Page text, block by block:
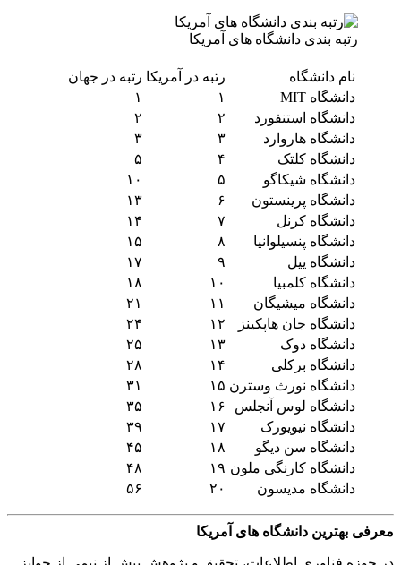
رتبه بندی دانشگاه های آمریکا
نام دانشگاه رتبه در آمریکا رتبه در جهان
دانشگاه MIT
۱
۱
دانشگاه استنفورد
۲
۲
دانشگاه هاروارد
۳
۳
دانشگاه کلتک
۴
۵
دانشگاه شیکاگو
۵
۱۰
دانشگاه پرینستون
۶
۱۳
دانشگاه کرنل
۷
۱۴
دانشگاه پنسیلوانیا
۸
۱۵
دانشگاه ییل
۹
۱۷
دانشگاه کلمبیا
۱۰
۱۸
دانشگاه میشیگان
۱۱
۲۱
دانشگاه جان هاپکینز
۱۲
۲۴
دانشگاه دوک
۱۳
۲۵
دانشگاه برکلی
۱۴
۲۸
دانشگاه نورث وسترن ۱۵
۳۱
دانشگاه لوس آنجلس
۱۶
۳۵
دانشگاه نیویورک
۱۷
۳۹
دانشگاه سن دیگو
۱۸
۴۵
دانشگاه کارنگی ملون ۱۹
۴۸
دانشگاه مدیسون
۲۰ ۵۶
معرفی بهترین دانشگاه های آمریکا